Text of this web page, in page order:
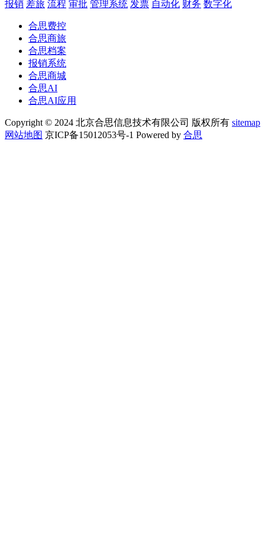
报销 差旅 流程 审批 管理系统 发票 自动化 财务 数字化
合思费控
合思商旅
合思档案
报销系统
合思商城
合思AI
合思AI应用
Copyright © 2024 北京合思信息技术有限公司 版权所有 sitemap
网站地图 京ICP备15012053号-1 Powered by 合思